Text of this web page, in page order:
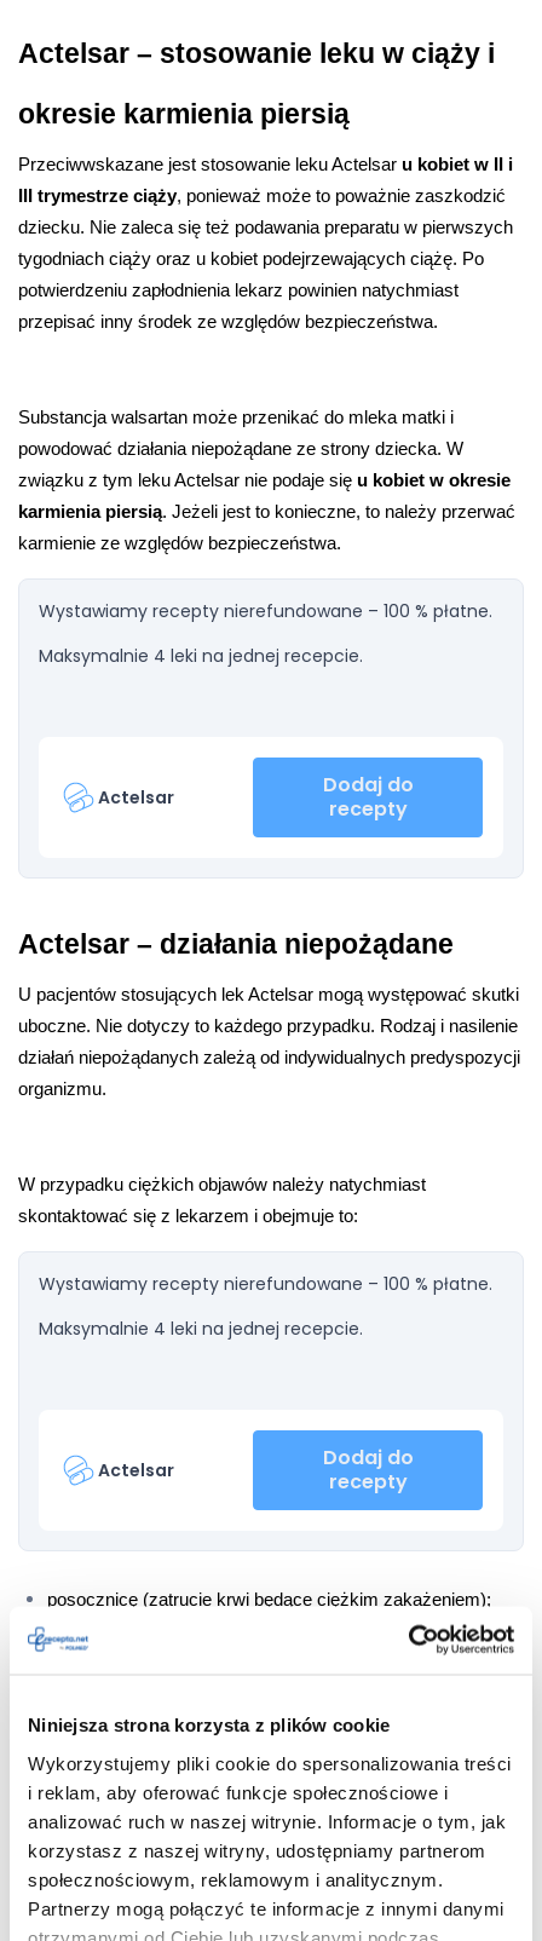
Niniejsza strona korzysta z plików cookie
Wykorzystujemy pliki cookie do spersonalizowania treści
i reklam, aby oferować funkcje społecznościowe i
analizować ruch w naszej witrynie. Informacje o tym, jak
korzystasz z naszej witryny, udostępniamy partnerom
społecznościowym, reklamowym i analitycznym.
Partnerzy mogą połączyć te informacje z innymi danymi
otrzymanymi od Ciebie lub uzyskanymi podczas
Actelsar – stosowanie leku w ciąży i
okresie karmienia piersią
Przeciwwskazane jest stosowanie leku Actelsar u kobiet w II i
III trymestrze ciąży, ponieważ może to poważnie zaszkodzić
dziecku. Nie zaleca się też podawania preparatu w pierwszych
tygodniach ciąży oraz u kobiet podejrzewających ciążę. Po
potwierdzeniu zapłodnienia lekarz powinien natychmiast
przepisać inny środek ze względów bezpieczeństwa.
Substancja walsartan może przenikać do mleka matki i
powodować działania niepożądane ze strony dziecka. W
związku z tym leku Actelsar nie podaje się u kobiet w okresie
karmienia piersią. Jeżeli jest to konieczne, to należy przerwać
karmienie ze względów bezpieczeństwa.
Wystawiamy recepty nierefundowane – 100 % płatne.
Maksymalnie 4 leki na jednej recepcie.
Actelsar
Dodaj do
recepty
Actelsar – działania niepożądane
U pacjentów stosujących lek Actelsar mogą występować skutki
uboczne. Nie dotyczy to każdego przypadku. Rodzaj i nasilenie
działań niepożądanych zależą od indywidualnych predyspozycji
organizmu.
W przypadku ciężkich objawów należy natychmiast
skontaktować się z lekarzem i obejmuje to:
Wystawiamy recepty nierefundowane – 100 % płatne.
Maksymalnie 4 leki na jednej recepcie.
Actelsar
Dodaj do
recepty
posocznicę (zatrucie krwi będące ciężkim zakażeniem);
obrzęk naczynioruchowy (nagły obrzęk skóry i błon
niskie ciśnienie tętnicze krwi (niedociśnienie);
zakażenia górnych dróg oddechowych (np.: ból gardła,
przeziębienie, zapalenie zatok);
zakażenia układu moczowego;